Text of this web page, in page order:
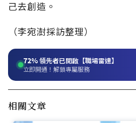
己去創造。
（李宛澍採訪整理）
72%領先者已開啟【職場雷達】
立即開通！解鎖專屬服務
相關文章